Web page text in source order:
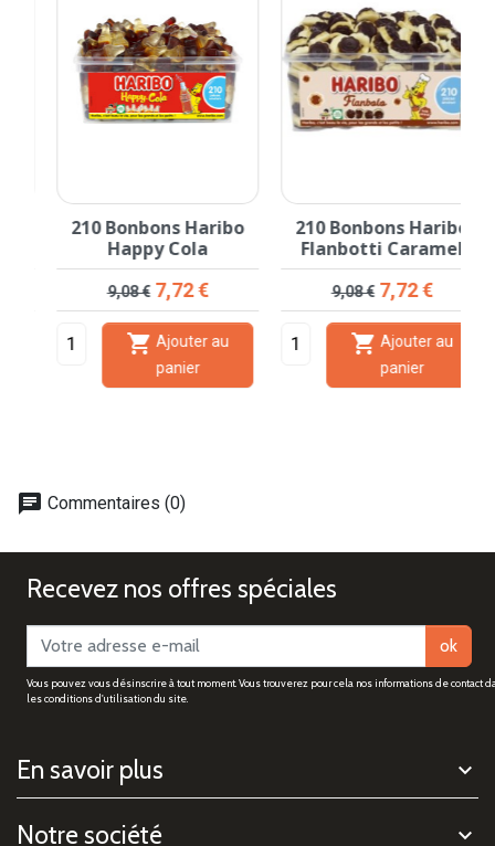
210 Bonbons Haribo
Happy Cola
Prix de base
9,08 €Prix
7,72 €
Ajouter au
panier
210 Bonbons Haribo
Flanbotti Caramel
Prix de base
9,08 €Prix
7,72 €
Ajouter au
panier
chat Commentaires (0)
Recevez nos offres spéciales
ok
Vous pouvez vous désinscrire à tout moment. Vous trouverez pour cela nos informations de contact
les conditions d'utilisation du site.
En savoir plus
Notre société